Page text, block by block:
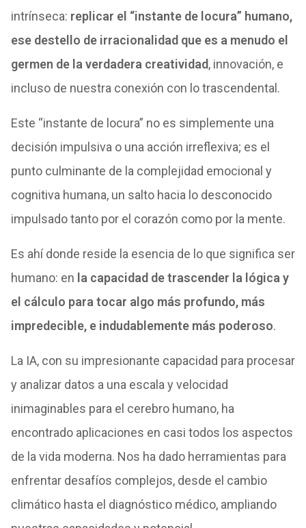
intrínseca: replicar el “instante de locura” humano,
ese destello de irracionalidad que es a menudo el
germen de la verdadera creatividad, innovación, e
incluso de nuestra conexión con lo trascendental.
Este “instante de locura” no es simplemente una
decisión impulsiva o una acción irreflexiva; es el
punto culminante de la complejidad emocional y
cognitiva humana, un salto hacia lo desconocido
impulsado tanto por el corazón como por la mente.
Es ahí donde reside la esencia de lo que significa ser
humano: en la capacidad de trascender la lógica y
el cálculo para tocar algo más profundo, más
impredecible, e indudablemente más poderoso.
La IA, con su impresionante capacidad para procesar
y analizar datos a una escala y velocidad
inimaginables para el cerebro humano, ha
encontrado aplicaciones en casi todos los aspectos
de la vida moderna. Nos ha dado herramientas para
enfrentar desafíos complejos, desde el cambio
climático hasta el diagnóstico médico, ampliando